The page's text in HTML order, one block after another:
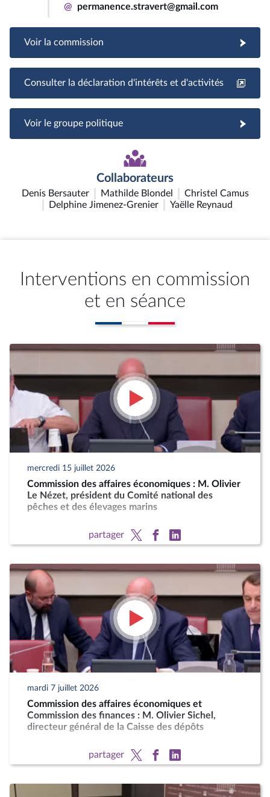
@ permanence.stravert@gmail.com
Voir la commission
Consulter la déclaration d'intérêts et d'activités
Voir le groupe politique
Collaborateurs
Denis Bersauter Mathilde Blondel
Christel Camus
Delphine Jimenez-Grenier
Yaëlle Reynaud
Interventions en commission
et en séance
mercredi 15 juillet 2026
Commission des affaires économiques : M. Olivier
Le Nézet, président du Comité national des
pêches et des élevages marins
partager
mardi 7 juillet 2026
Commission des affaires économiques et
Commission des finances : M. Olivier Sichel,
directeur général de la Caisse des dépôts
partager